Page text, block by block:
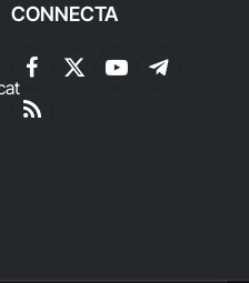
CONNECTA
Facebook
X
YouTubeTelegram
RSS